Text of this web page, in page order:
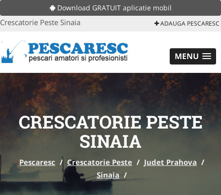
Download GRATUIT aplicatie mobil
Crescatorie Peste Sinaia ADAUGA PESCARESC
MENU
CRESCATORIE PESTE
SINAIA
Pescaresc / Crescatorie Peste / Judet Prahova /
Sinaia /